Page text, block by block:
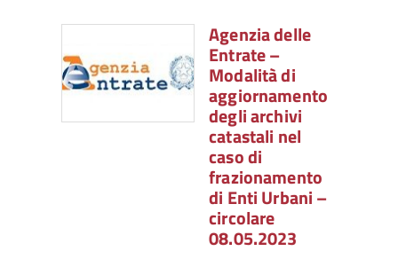
Agenzia delle
Entrate –
Modalità di
aggiornamento
degli archivi
catastali nel
caso di
frazionamento
di Enti Urbani –
circolare
08.05.2023